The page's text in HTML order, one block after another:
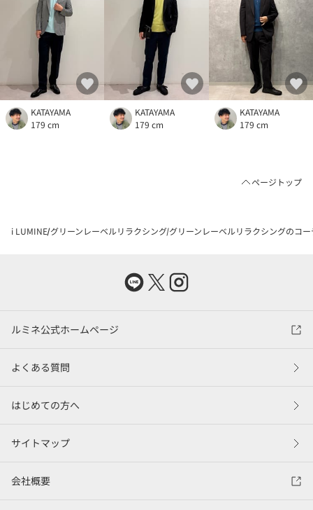
KATAYAMA
179 cm
KATAYAMA
179 cm
KATAYAMA
179 cm
ページトップ
i LUMINE グリーンレーベルリラクシング グリーンレーベルリラクシングのコ
ルミネ公式ホームページ
よくある質問
はじめての方へ
サイトマップ
会社概要